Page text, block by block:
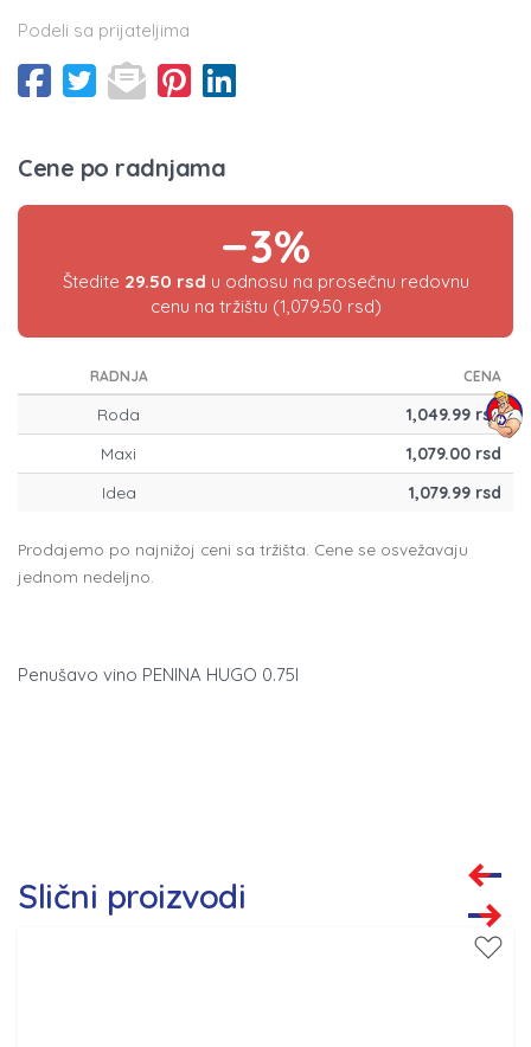
Podeli sa prijateljima
Cene po radnjama
−3%
Štedite 29.50 rsd u odnosu na prosečnu redovnu
cenu na tržištu (1,079.50 rsd)
RADNJA CENA
Roda
1,049.99 rsd
Maxi
1,079.00 rsd
Idea
1,079.99 rsd
Prodajemo po najnižoj ceni sa tržišta. Cene se osvežavaju
jednom nedeljno.
Penušavo vino PENINA HUGO 0.75l
Slični proizvodi